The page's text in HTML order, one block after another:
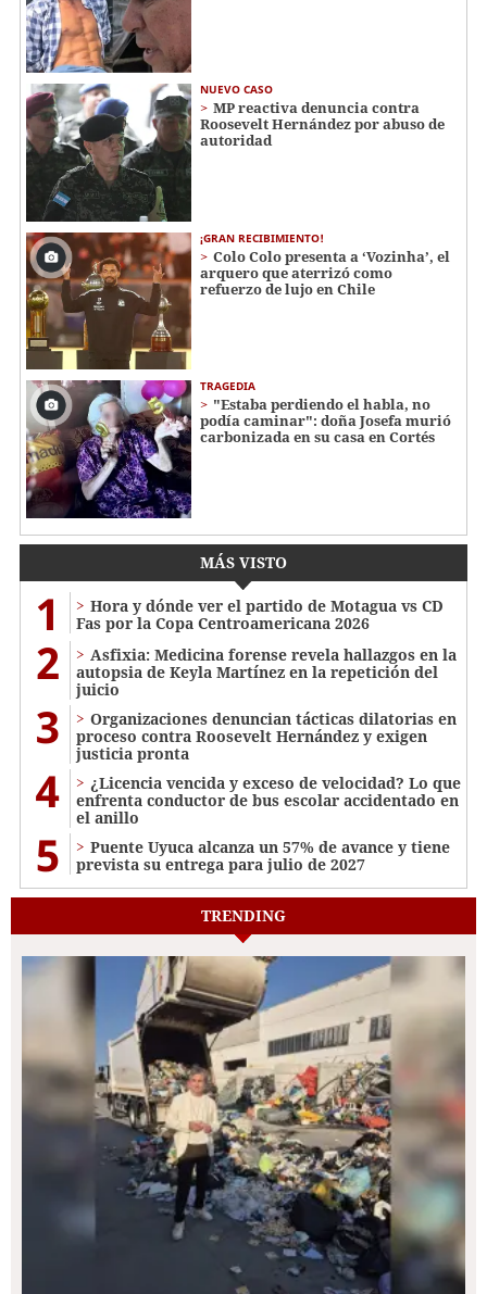
NUEVO CASO
MP reactiva denuncia contra
Roosevelt Hernández por abuso de
autoridad
¡GRAN RECIBIMIENTO!
Colo Colo presenta a ‘Vozinha’, el
arquero que aterrizó como
refuerzo de lujo en Chile
TRAGEDIA
"Estaba perdiendo el habla, no
podía caminar": doña Josefa murió
carbonizada en su casa en Cortés
MÁS VISTO
1
Hora y dónde ver el partido de Motagua vs CD
Fas por la Copa Centroamericana 2026
2
Asfixia: Medicina forense revela hallazgos en la
autopsia de Keyla Martínez en la repetición del
juicio
3
Organizaciones denuncian tácticas dilatorias en
proceso contra Roosevelt Hernández y exigen
justicia pronta
4
¿Licencia vencida y exceso de velocidad? Lo que
enfrenta conductor de bus escolar accidentado en
el anillo
5
Puente Uyuca alcanza un 57% de avance y tiene
prevista su entrega para julio de 2027
TRENDING